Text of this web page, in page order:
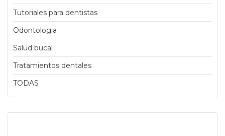
Tutoriales para dentistas
Odontologia
Salud bucal
Tratamientos dentales
TODAS